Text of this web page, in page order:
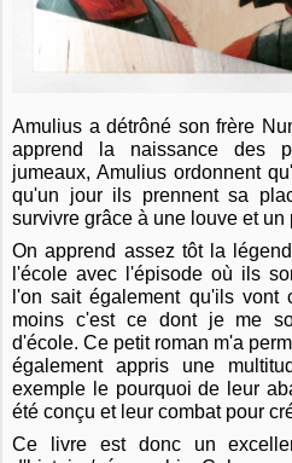
Amulius a détrôné son frère
apprend la naissance des
jumeaux, Amulius ordonnent
qu'un jour ils prennent sa
survivre grâce à une louve et un
On apprend assez tôt la
l'école avec l'épisode où ils
l'on sait également qu'ils
moins c'est ce dont je me
d'école. Ce petit roman m'a
également appris une
exemple le pourquoi de leur
été conçu et leur combat pour
Ce livre est donc un